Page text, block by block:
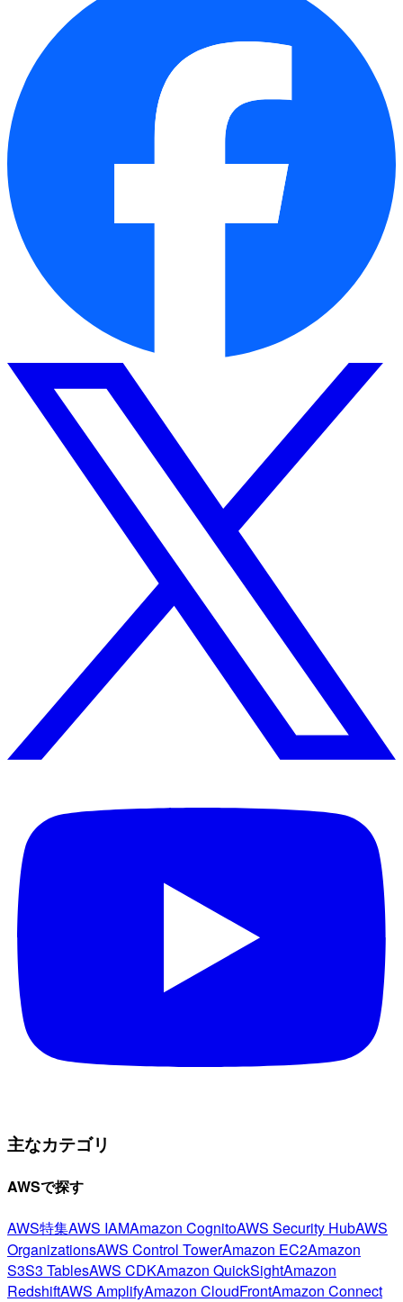
主なカテゴリ
AWSで探す
AWS特集AWS IAMAmazon CognitoAWS Security HubAWS
OrganizationsAWS Control TowerAmazon EC2Amazon
S3S3 TablesAWS CDKAmazon QuickSightAmazon
RedshiftAWS AmplifyAmazon CloudFrontAmazon Connect